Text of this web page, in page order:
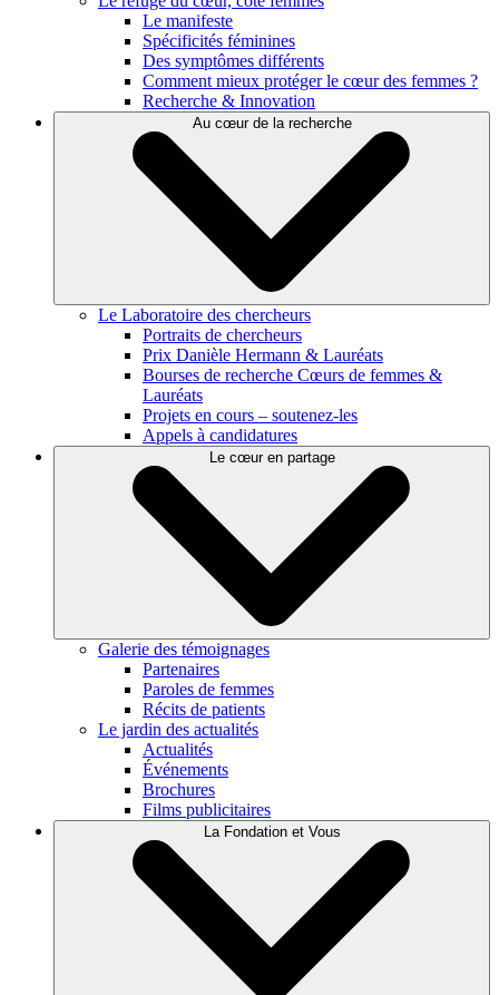
Le manifeste
Spécificités féminines
Des symptômes différents
Comment mieux protéger le cœur des femmes ?
Recherche & Innovation
Au cœur de la recherche
Le Laboratoire des chercheurs
Portraits de chercheurs
Prix Danièle Hermann & Lauréats
Bourses de recherche Cœurs de femmes &
Lauréats
Projets en cours – soutenez-les
Appels à candidatures
Le cœur en partage
Galerie des témoignages
Partenaires
Paroles de femmes
Récits de patients
Le jardin des actualités
Actualités
Événements
Brochures
Films publicitaires
La Fondation et Vous